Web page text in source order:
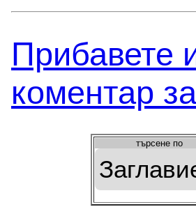
Прибавете
коментар
търсeне по